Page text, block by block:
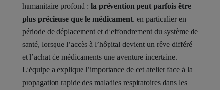
humanitaire profond : la prévention peut parfois être
plus précieuse que le médicament, en particulier en
période de déplacement et d’effondrement du système de
santé, lorsque l’accès à l’hôpital devient un rêve différé
et l’achat de médicaments une aventure incertaine.
L’équipe a expliqué l’importance de cet atelier face à la
propagation rapide des maladies respiratoires dans les